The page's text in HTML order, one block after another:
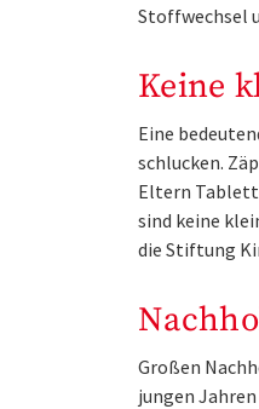
Stoffwechsel
Keine
Eine
schlucken.
Eltern
sind keine
die Stiftung
Großen
jungen